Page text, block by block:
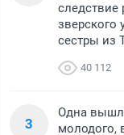
следствие
зверского
сестры из
40 112
3
Одна
молодого,